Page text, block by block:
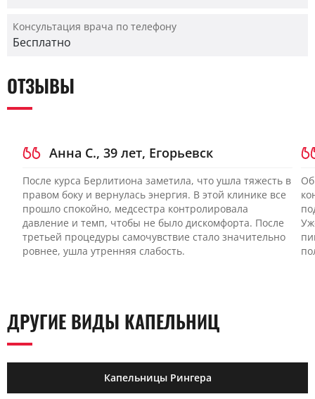
Консультация врача по телефону
Бесплатно
ОТЗЫВЫ
Анна С., 39 лет, Егорьевск
После курса Берлитиона заметила, что ушла тяжесть в
правом боку и вернулась энергия. В этой клинике все
прошло спокойно, медсестра контролировала
давление и темп, чтобы не было дискомфорта. После
третьей процедуры самочувствие стало значительно
ровнее, ушла утренняя слабость.
ДРУГИЕ ВИДЫ КАПЕЛЬНИЦ
Капельницы Рингера